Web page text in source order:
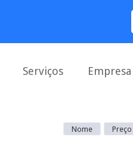
Serviços Empresa
Nome Preço